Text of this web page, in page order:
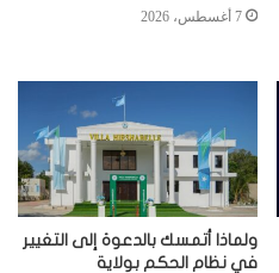
7 أغسطس، 2026
ولماذا أتمسك بالدعوة إلى التغيير
في نظام الحكم بولاية